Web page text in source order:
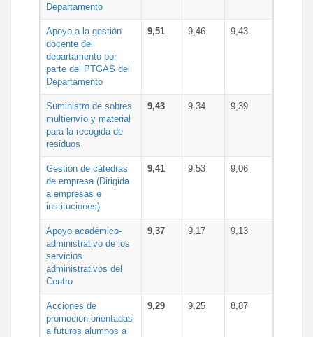
Departamento
Apoyo a la gestión
docente del
departamento por
parte del PTGAS del
Departamento
9,51 9,46 9,43
Suministro de sobres
multienvío y material
para la recogida de
residuos
9,43 9,34 9,39
Gestión de cátedras
de empresa (Dirigida
a empresas e
instituciones)
9,41 9,53 9,06
Apoyo académico-
administrativo de los
servicios
administrativos del
Centro
9,37 9,17 9,13
Acciones de
promoción orientadas
a futuros alumnos a
9,29 9,25 8,87